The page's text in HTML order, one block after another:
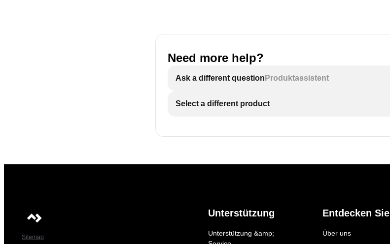
Need more help?
Ask a different question Produktassistent
Select a different product
Sitemap
Unterstützung
Unterstützung &amp;
Entdecken Sie
Über uns